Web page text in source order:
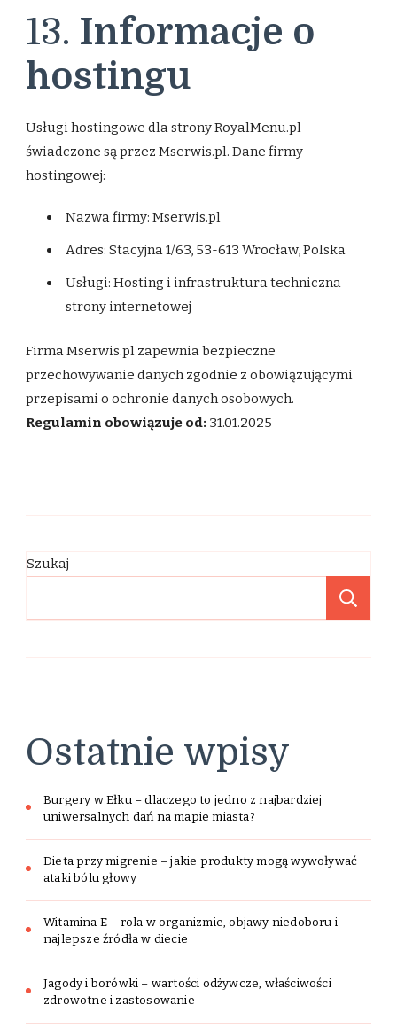
13. Informacje o
hostingu
Usługi hostingowe dla strony RoyalMenu.pl
świadczone są przez Mserwis.pl. Dane firmy
hostingowej:
Nazwa firmy: Mserwis.pl
Adres: Stacyjna 1/63, 53-613 Wrocław, Polska
Usługi: Hosting i infrastruktura techniczna
strony internetowej
Firma Mserwis.pl zapewnia bezpieczne
przechowywanie danych zgodnie z obowiązującymi
przepisami o ochronie danych osobowych.
Regulamin obowiązuje od: 31.01.2025
Szukaj
Ostatnie wpisy
Burgery w Ełku – dlaczego to jedno z najbardziej
uniwersalnych dań na mapie miasta?
Dieta przy migrenie – jakie produkty mogą wywoływać
ataki bólu głowy
Witamina E – rola w organizmie, objawy niedoboru i
najlepsze źródła w diecie
Jagody i borówki – wartości odżywcze, właściwości
zdrowotne i zastosowanie